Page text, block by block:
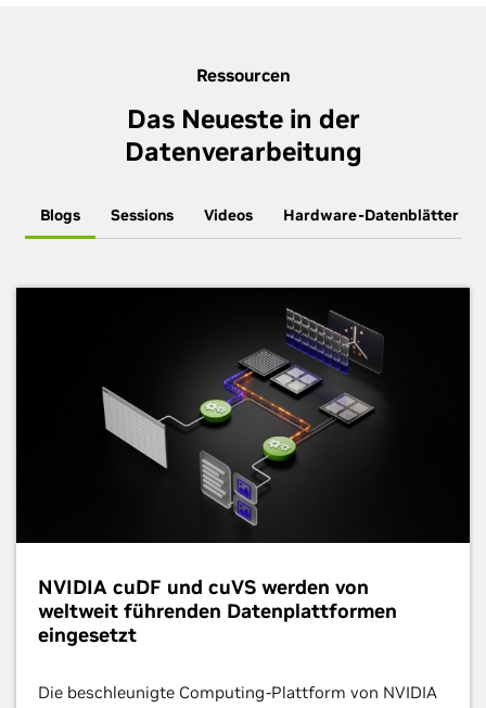
Ressourcen
Das Neueste in der
Datenverarbeitung
Blogs Sessions Videos Hardware-Datenblätter
NVIDIA cuDF und cuVS werden von
weltweit führenden Datenplattformen
eingesetzt
Die beschleunigte Computing-Plattform von NVIDIA